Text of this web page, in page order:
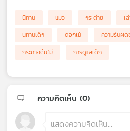
นิทาน แมว กระต่าย เ
นิทานเด็ก
ดอกไม้ ความรับผิด
กระถางต้นไม่
การดูแลเด็ก
ความคิดเห็น (0)